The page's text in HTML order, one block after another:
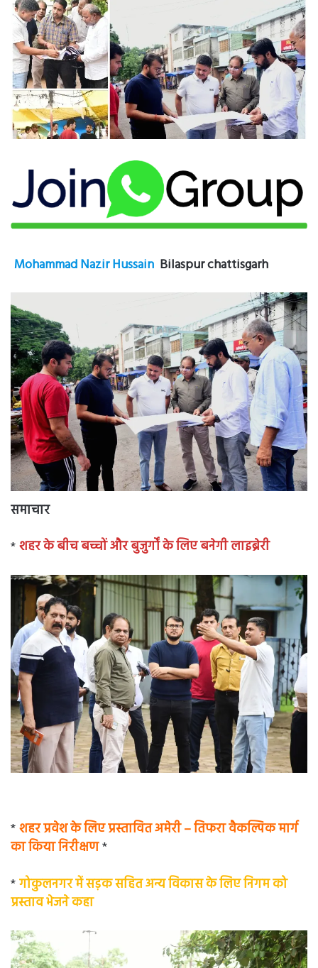
Mohammad Nazir Hussain Bilaspur chattisgarh
समाचार
*शहर के बीच बच्चों और बुजुर्गों के लिए बनेगी लाइब्रेरी
*शहर प्रवेश के लिए प्रस्तावित अमेरी – तिफरा वैकल्पिक मार्ग
का किया निरीक्षण*
*गोकुलनगर में सड़क सहित अन्य विकास के लिए निगम को
प्रस्ताव भेजने कहा